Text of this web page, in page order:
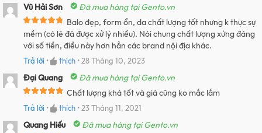
Vũ Hải Sơn
Đã mua hàng tại Gento.vn
Balo đẹp, form ổn, da chất lượng tốt nhưng k thực sự
mềm (có lẽ đã được xử lý nhiều). Nói chung chất lượng xứng đáng
với số tiền, điều này hơn hẳn các brand nội địa khác.
Trả lời • thích •28 Tháng 10, 2023
Đại Quang
Đã mua hàng tại Gento.vn
Chất lượng khá tốt và giá cũng ko mắc lắm
Trả lời • thích •23 Tháng 11, 2021
Quang Hiếu
Đã mua hàng tại Gento.vn